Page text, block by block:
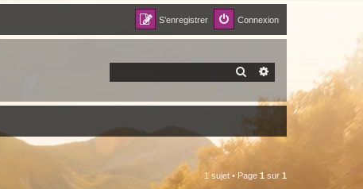
Connexion
S’enregistrer
RECHERCHER
RECHERCHE
1 sujet • Page 1 sur 1